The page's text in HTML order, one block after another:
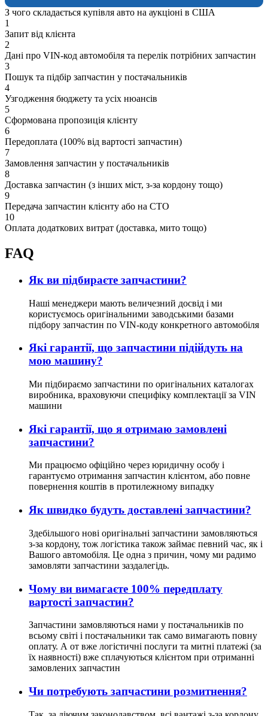
З чого складається купівля авто на аукціоні в США
1
Запит від клієнта
2
Дані про VIN-код автомобіля та перелік потрібних запчастин
3
Пошук та підбір запчастин у постачальників
4
Узгодження бюджету та усіх нюансів
5
Сформована пропозиція клієнту
6
Передоплата (100% від вартості запчастин)
7
Замовлення запчастин у постачальників
8
Доставка запчастин (з інших міст, з-за кордону тощо)
9
Передача запчастин клієнту або на СТО
10
Оплата додаткових витрат (доставка, мито тощо)
FAQ
Як ви підбираєте запчастини?
Наші менеджери мають величезний досвід і ми
користуємось оригінальними заводськими базами
підбору запчастин по VIN-коду конкретного автомобіля
Які гарантії, що запчастини підійдуть на
мою машину?
Ми підбираємо запчастини по оригінальних каталогах
виробника, враховуючи специфіку комплектації за VIN
машини
Які гарантії, що я отримаю замовлені
запчастини?
Ми працюємо офіційно через юридичну особу і
гарантуємо отримання запчастин клієнтом, або повне
повернення коштів в протилежному випадку
Як швидко будуть доставлені запчастини?
Здебільшого нові оригінальні запчастини замовляються
з-за кордону, тож логістика також займає певний час, як і
Вашого автомобіля. Це одна з причин, чому ми радимо
замовляти запчастини заздалегідь.
Чому ви вимагаєте 100% передплату
вартості запчастин?
Запчастини замовляються нами у постачальників по
всьому світі і постачальники так само вимагають повну
оплату. А от вже логістичні послуги та митні платежі (за
їх наявності) вже сплачуються клієнтом при отриманні
замовлених запчастин
Чи потребують запчастини розмитнення?